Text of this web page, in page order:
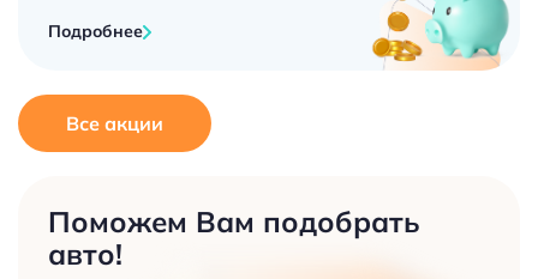
Подробнее
Все акции
Поможем Вам подобрать
авто!